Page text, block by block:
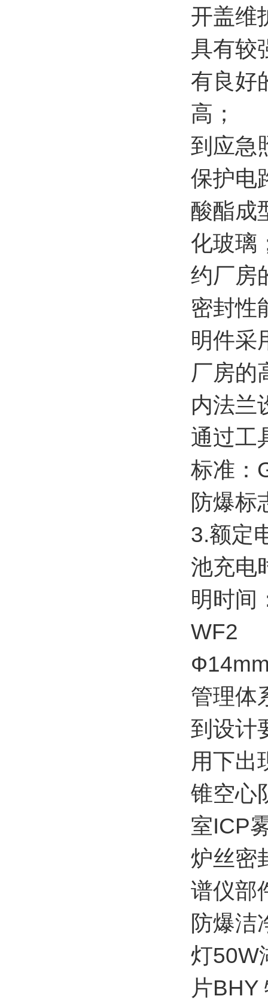
开盖
具有
有良
高；
到应
保护电
酸酯
化玻璃
约厂房
密封
明件采
厂房
内法兰
通过
标准
防爆
3.额
池充
明时
WF2
管理体
到设计
用下出
锥空心
室ICP
炉丝密
谱仪部
防爆洁
灯50W
片BHY